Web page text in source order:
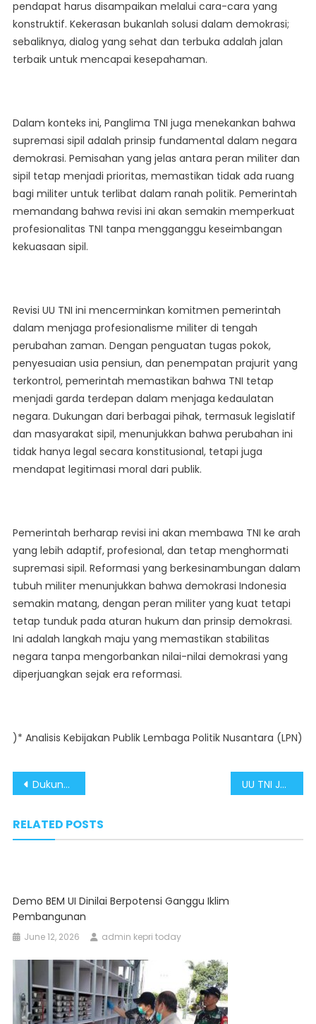
pendapat harus disampaikan melalui cara-cara yang
konstruktif. Kekerasan bukanlah solusi dalam demokrasi;
sebaliknya, dialog yang sehat dan terbuka adalah jalan
terbaik untuk mencapai kesepahaman.
Dalam konteks ini, Panglima TNI juga menekankan bahwa
supremasi sipil adalah prinsip fundamental dalam negara
demokrasi. Pemisahan yang jelas antara peran militer dan
sipil tetap menjadi prioritas, memastikan tidak ada ruang
bagi militer untuk terlibat dalam ranah politik. Pemerintah
memandang bahwa revisi ini akan semakin memperkuat
profesionalitas TNI tanpa mengganggu keseimbangan
kekuasaan sipil.
Revisi UU TNI ini mencerminkan komitmen pemerintah
dalam menjaga profesionalisme militer di tengah
perubahan zaman. Dengan penguatan tugas pokok,
penyesuaian usia pensiun, dan penempatan prajurit yang
terkontrol, pemerintah memastikan bahwa TNI tetap
menjadi garda terdepan dalam menjaga kedaulatan
negara. Dukungan dari berbagai pihak, termasuk legislatif
dan masyarakat sipil, menunjukkan bahwa perubahan ini
tidak hanya legal secara konstitusional, tetapi juga
mendapat legitimasi moral dari publik.
Pemerintah berharap revisi ini akan membawa TNI ke arah
yang lebih adaptif, profesional, dan tetap menghormati
supremasi sipil. Reformasi yang berkesinambungan dalam
tubuh militer menunjukkan bahwa demokrasi Indonesia
semakin matang, dengan peran militer yang kuat tetapi
tetap tunduk pada aturan hukum dan prinsip demokrasi.
Ini adalah langkah maju yang memastikan stabilitas
negara tanpa mengorbankan nilai-nilai demokrasi yang
diperjuangkan sejak era reformasi.
)* Analisis Kebijakan Publik Lembaga Politik Nusantara (LPN)
Post
Dukungan Kuat terhadap Revisi UU TNI untuk Penguatan Pertahanan Nasional UU TNI Jaga Supremasi Sipil dalam Sistem Pertahanan Negara
RELATED POSTS
Demo BEM UI Dinilai Berpotensi Ganggu Iklim
Pembangunan
June 12, 2026 admin kepri today